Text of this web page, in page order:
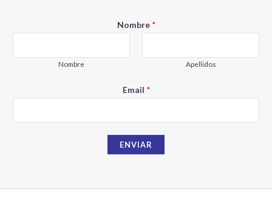
e
m
a
i
Nombre *
Nombre Apellidos
Email *
ENVIAR